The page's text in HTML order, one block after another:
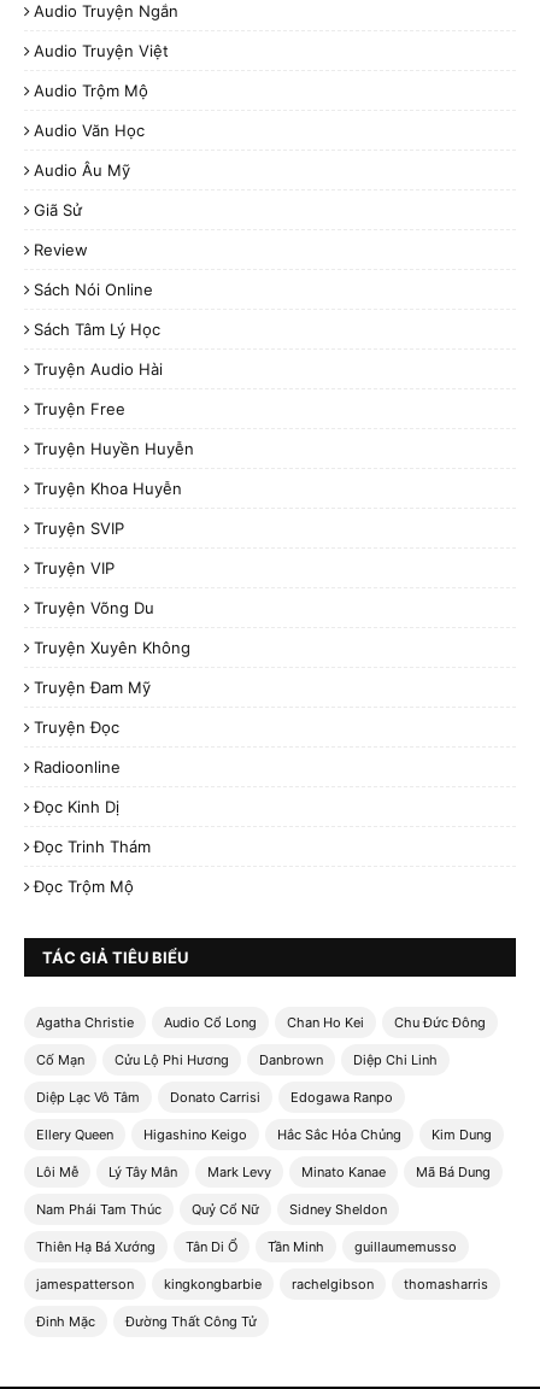
Audio Truyện Ngắn
Audio Truyện Việt
Audio Trộm Mộ
Audio Văn Học
Audio Âu Mỹ
Giã Sử
Review
Sách Nói Online
Sách Tâm Lý Học
Truyện Audio Hài
Truyện Free
Truyện Huyền Huyễn
Truyện Khoa Huyễn
Truyện SVIP
Truyện VIP
Truyện Võng Du
Truyện Xuyên Không
Truyện Đam Mỹ
Truyện Đọc
Radioonline
Đọc Kinh Dị
Đọc Trinh Thám
Đọc Trộm Mộ
TÁC GIẢ TIÊU BIỂU
Agatha Christie Audio Cổ Long Chan Ho Kei Chu Đức Đông
Cố Mạn Cửu Lộ Phi Hương Danbrown Diệp Chi Linh
Diệp Lạc Vô Tâm Donato Carrisi Edogawa Ranpo
Ellery Queen Higashino Keigo Hắc Sắc Hỏa Chủng Kim Dung
Lôi Mễ Lý Tây Mân Mark Levy Minato Kanae Mã Bá Dung
Nam Phái Tam Thúc Quỷ Cổ Nữ Sidney Sheldon
Thiên Hạ Bá Xướng Tân Di Ổ Tần Minh guillaumemusso
jamespatterson kingkongbarbie rachelgibson thomasharris
Đinh Mặc Đường Thất Công Tử
×
CHIA SẺ NGAY